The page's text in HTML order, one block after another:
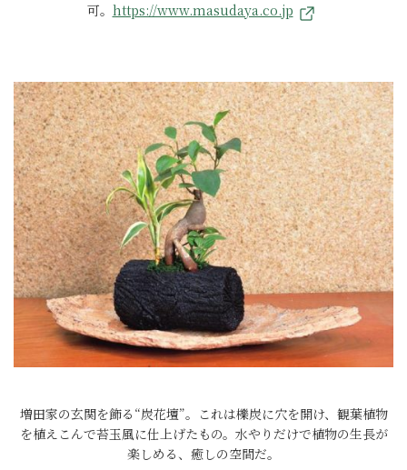
可。 https://www.masudaya.co.jp
増田家の玄関を飾る“炭花壇”。これは櫟炭に穴を開け、観葉植物
を植えこんで苔玉風に仕上げたもの。水やりだけで植物の生長が
楽しめる、癒しの空間だ。